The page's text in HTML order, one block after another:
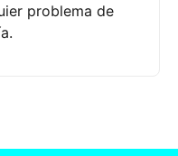
problema de